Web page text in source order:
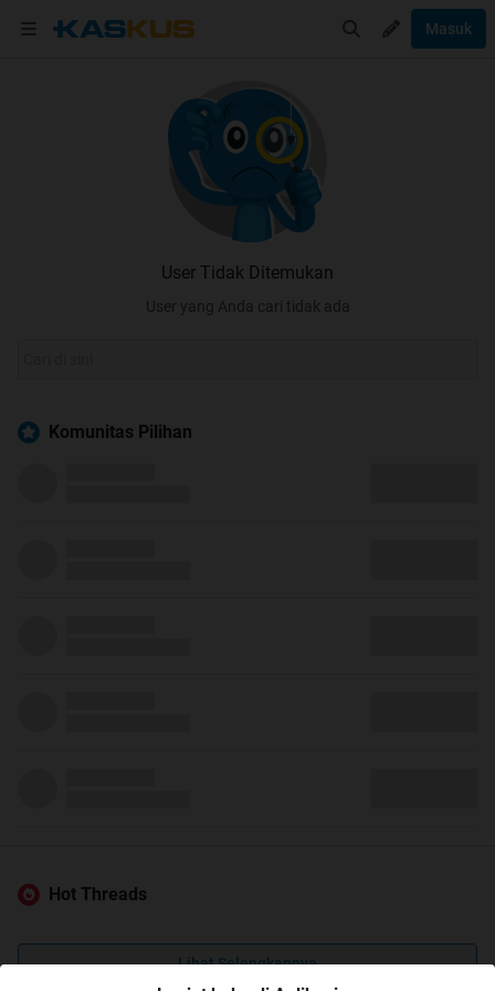
Masuk
User Tidak Ditemukan
User yang Anda cari tidak ada
Komunitas Pilihan
Hot Threads
Lihat Selengkapnya